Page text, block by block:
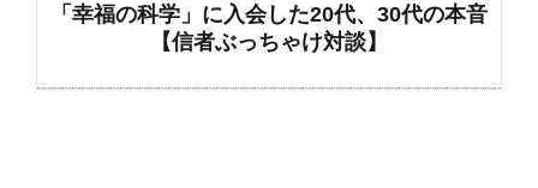
「幸福の科学」に入会した20代、30代の本音
【信者ぶっちゃけ対談】